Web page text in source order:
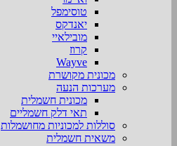
טוסימפל
יאנדקס
מובילאיי
קרוז
Wayve
מכונית מקושרת
מערכות הנעה
מכונית חשמלית
תאי דלק חשמליים
סוללות למכוניות מחושמלות
משאית חשמלית